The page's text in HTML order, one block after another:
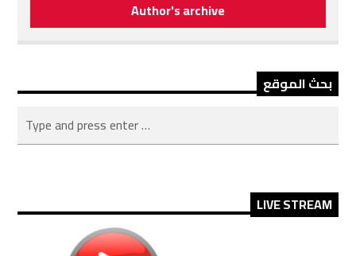
Author's archive
بحث الموقع
LIVE STREAM